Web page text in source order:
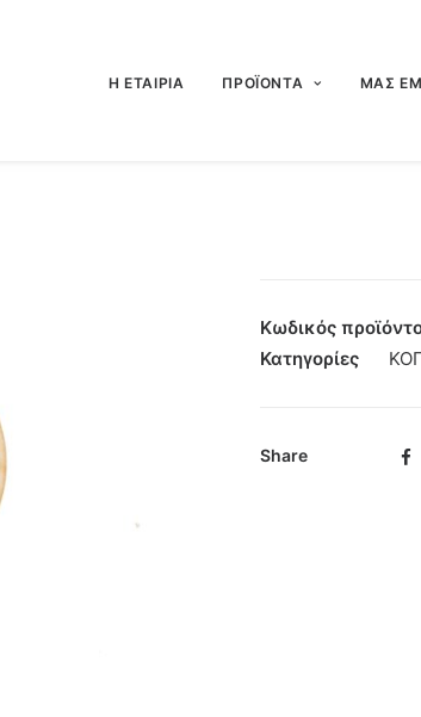
Η ΕΤΑΙΡΙΑ ΠΡΟΪΟΝΤΑ ΜΑΣ
Κωδικός
Κατηγορίες
Share